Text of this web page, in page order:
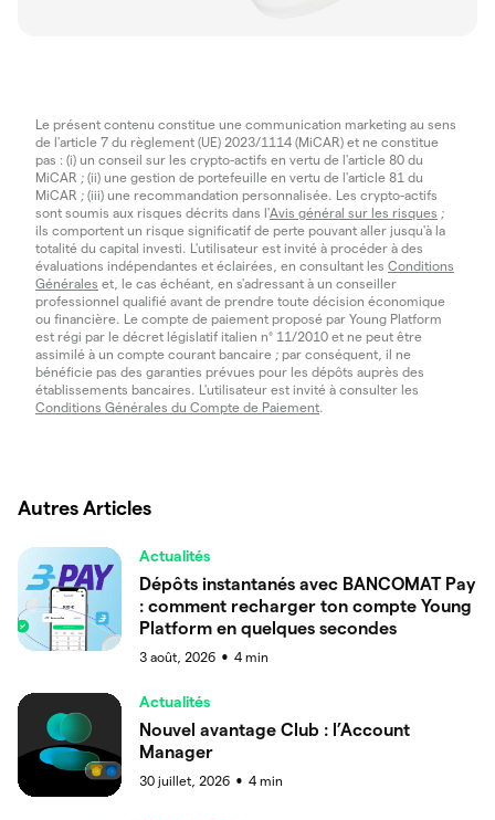
Le présent contenu constitue une communication marketing au sens
de l'article 7 du règlement (UE) 2023/1114 (MiCAR) et ne constitue
pas : (i) un conseil sur les crypto-actifs en vertu de l'article 80 du
MiCAR ; (ii) une gestion de portefeuille en vertu de l'article 81 du
MiCAR ; (iii) une recommandation personnalisée. Les crypto-actifs
sont soumis aux risques décrits dans l'Avis général sur les risques ;
ils comportent un risque significatif de perte pouvant aller jusqu'à la
totalité du capital investi. L'utilisateur est invité à procéder à des
évaluations indépendantes et éclairées, en consultant les Conditions
Générales et, le cas échéant, en s'adressant à un conseiller
professionnel qualifié avant de prendre toute décision économique
ou financière. Le compte de paiement proposé par Young Platform
est régi par le décret législatif italien n° 11/2010 et ne peut être
assimilé à un compte courant bancaire ; par conséquent, il ne
bénéficie pas des garanties prévues pour les dépôts auprès des
établissements bancaires. L'utilisateur est invité à consulter les
Conditions Générales du Compte de Paiement.
Autres Articles
Actualités
Dépôts instantanés avec BANCOMAT Pay
: comment recharger ton compte Young
Platform en quelques secondes
3 août, 2026 ● 4 min
Actualités
Nouvel avantage Club : l’Account
Manager
30 juillet, 2026 ● 4 min